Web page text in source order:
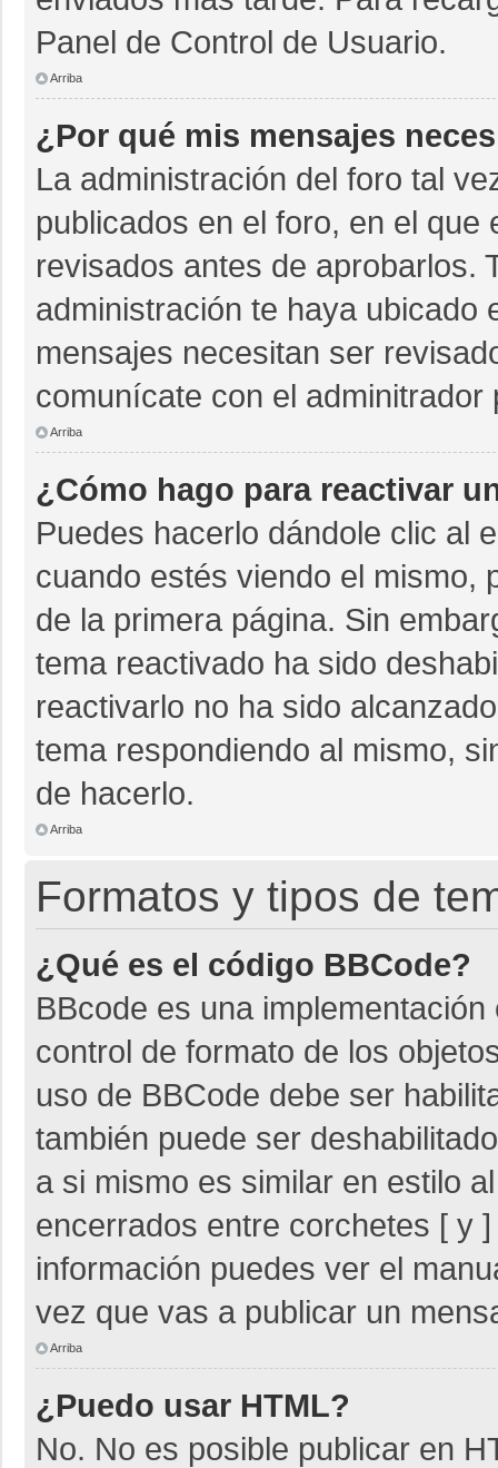
Panel de Control de Usuario.
Arriba
¿Por qué mis mensajes
La administración del foro tal
publicados en el foro, en el
revisados antes de aprobarlos.
administración te haya ubicado
mensajes necesitan ser
comunícate con el
Arriba
¿Cómo hago para reactivar
Puedes hacerlo dándole clic al
cuando estés viendo el mismo,
de la primera página. Sin
tema reactivado ha sido
reactivarlo no ha sido
tema respondiendo al mismo,
de hacerlo.
Arriba
Formatos y tipos de
¿Qué es el código BBCode?
BBcode es una
control de formato de los
uso de BBCode debe ser
también puede ser
a si mismo es similar en estilo
encerrados entre corchetes [ y
información puedes ver el
vez que vas a publicar un
Arriba
¿Puedo usar HTML?
No. No es posible publicar en